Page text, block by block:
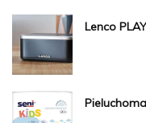
Lenco